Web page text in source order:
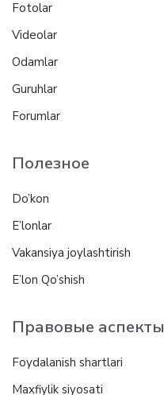
Fotolar
Videolar
Odamlar
Guruhlar
Forumlar
Полезное
Do’kon
E’lonlar
Vakansiya joylashtirish
E’lon Qo’shish
Правовые аспекты
Foydalanish shartlari
Maxfiylik siyosati